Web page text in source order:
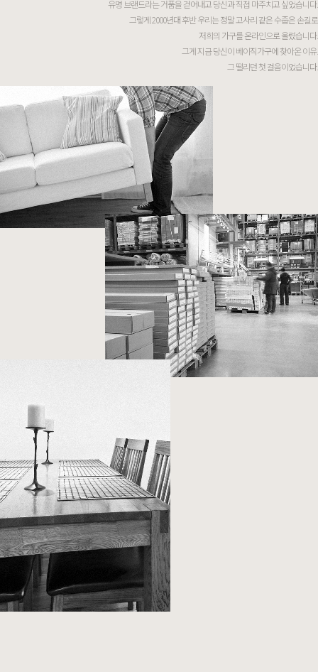
유명 브랜드라는 거품을 걷어내고 당신과 직접 마주치고 싶었습니다.
그렇게 2000년대 후반 우리는 정말 고사리 같은 수줍은 손길로
저희의 가구를 온라인으로 올렸습니다.
그게 지금 당신이 베이직가구에 찾아온 이유.
그 떨리던 첫 걸음이었습니다.